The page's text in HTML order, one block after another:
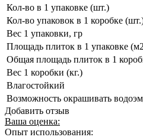
Кол-во в 1 упаковке (шт.)
Кол-во упаковок в 1 коробке
Вес 1 упаковки, гр
Площадь плиток в 1 упаковке
Общая площадь плиток в 1
Вес 1 коробки (кг.)
Влагостойкий
Возможность окрашивать
Добавить отзыв
Ваша оценка:
Опыт использования: